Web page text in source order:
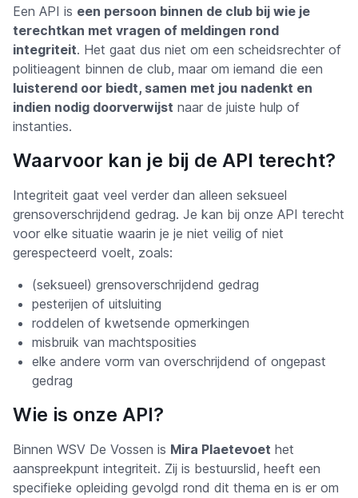
Een API is een persoon binnen de club bij wie je
terechtkan met vragen of meldingen rond
integriteit. Het gaat dus niet om een scheidsrechter of
politieagent binnen de club, maar om iemand die een
luisterend oor biedt, samen met jou nadenkt en
indien nodig doorverwijst naar de juiste hulp of
instanties.
Waarvoor kan je bij de API terecht?
Integriteit gaat veel verder dan alleen seksueel
grensoverschrijdend gedrag. Je kan bij onze API terecht
voor elke situatie waarin je je niet veilig of niet
gerespecteerd voelt, zoals:
(seksueel) grensoverschrijdend gedrag
pesterijen of uitsluiting
roddelen of kwetsende opmerkingen
misbruik van machtsposities
elke andere vorm van overschrijdend of ongepast
gedrag
Wie is onze API?
Binnen WSV De Vossen is Mira Plaetevoet het
aanspreekpunt integriteit. Zij is bestuurslid, heeft een
specifieke opleiding gevolgd rond dit thema en is er om